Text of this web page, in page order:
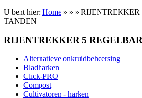
U bent hier: Home » » »
TANDEN
RIJENTREKKER 5
Alternatieve onkruidbeheersing
Bladharken
Click-PRO
Compost
Cultivatoren - harken